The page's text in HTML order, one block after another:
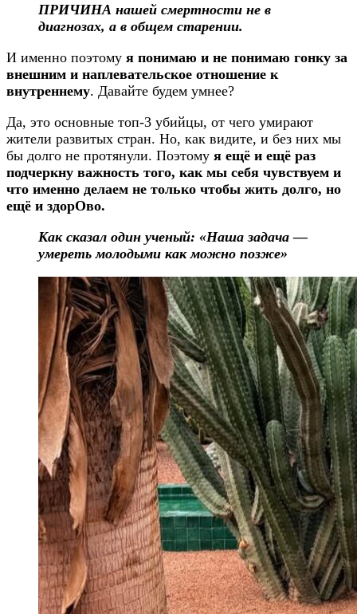
ПРИЧИНА нашей смертности не в
диагнозах, а в общем старении.
И именно поэтому я понимаю и не понимаю гонку за
внешним и наплевательское отношение к
внутреннему. Давайте будем умнее?
Да, это основные топ-3 убийцы, от чего умирают
жители развитых стран. Но, как видите, и без них мы
бы долго не протянули. Поэтому я ещё и ещё раз
подчеркну важность того, как мы себя чувствуем и
что именно делаем не только чтобы жить долго, но
ещё и здорОво.
Как сказал один ученый: «Наша задача —
умереть молодыми как можно позже»